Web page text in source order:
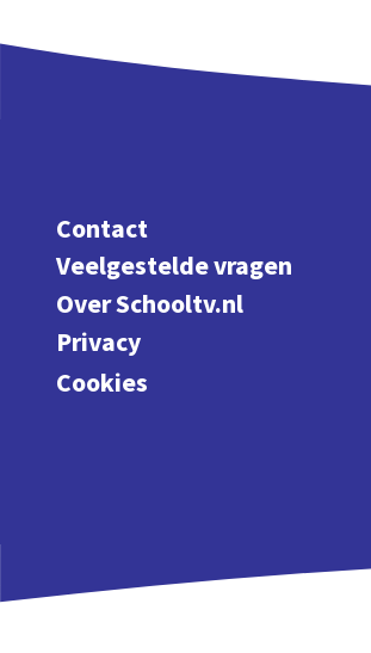
Contact
Veelgestelde vragen
Over Schooltv.nl
Privacy
Cookies